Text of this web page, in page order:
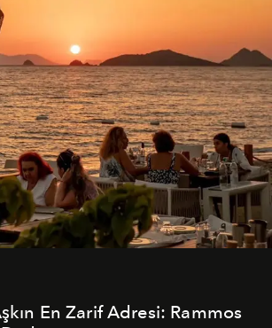
En Zarif Adresi: Rammos